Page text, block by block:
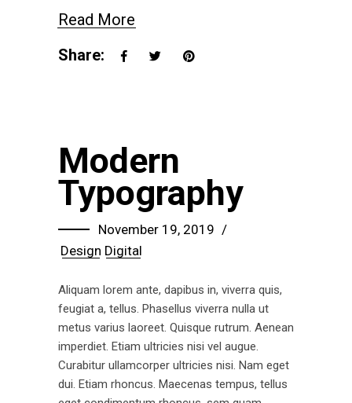
Read More
Share:
Modern
Typography
November 19, 2019
Design Digital
Aliquam lorem ante, dapibus in, viverra quis,
feugiat a, tellus. Phasellus viverra nulla ut
metus varius laoreet. Quisque rutrum. Aenean
imperdiet. Etiam ultricies nisi vel augue.
Curabitur ullamcorper ultricies nisi. Nam eget
dui. Etiam rhoncus. Maecenas tempus, tellus